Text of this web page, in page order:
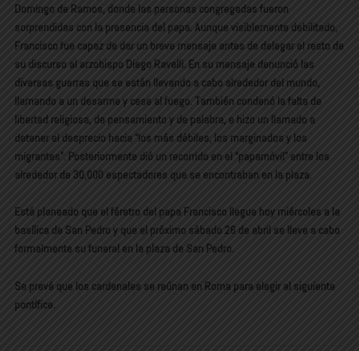
Domingo de Ramos, donde las personas congregadas fueron
sorprendidas con la presencia del papa. Aunque visiblemente debilitado,
Francisco fue capaz de dar un breve mensaje antes de delegar el resto de
su discurso al arzobispo Diego Ravelli. En su mensaje denunció las
diversas guerras que se están llevando a cabo alrededor del mundo,
llamando a un desarme y cese al fuego. También condenó la falta de
libertad religiosa, de pensamiento y de palabra, e hizo un llamado a
detener el desprecio hacia “los más débiles, los marginados y los
migrantes”. Posteriormente dió un recorrido en el “papamóvil” entre los
alrededor de 30,000 espectadores que se encontraban en la plaza.
Está planeado que el féretro del papa Francisco llegue hoy miércoles a la
basílica de San Pedro y que el próximo sábado 26 de abril se lleve a cabo
formalmente su funeral en la plaza de San Pedro.
Se prevé que los cardenales se reúnan en Roma para elegir al siguiente
pontífice.